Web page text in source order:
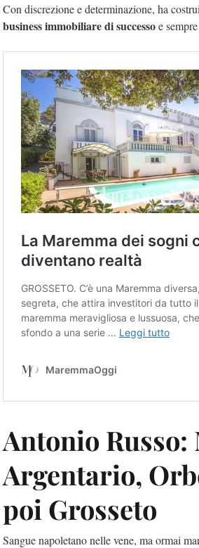
Con discrezione e determinazione, ha
business immobiliare di successoe
Antonio Russo:
Argentario,
poi Grosseto
Sangue napoletano nelle vene, ma ormai